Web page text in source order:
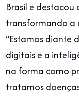
Brasil e
transformando a
“Estamos diante
digitais e a
na forma como
tratamos